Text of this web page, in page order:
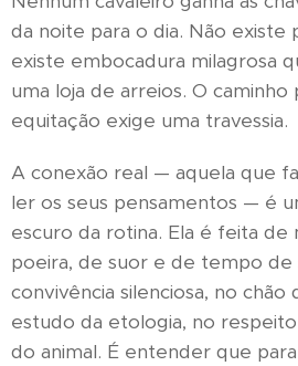
da noite para o dia. Não existe
existe embocadura milagrosa
uma loja de arreios. O caminho
equitação exige uma travessia.
A conexão real — aquela que
ler os seus pensamentos — é
escuro da rotina. Ela é feita de
poeira, de suor e de tempo de
convivência silenciosa, no chão
estudo da etologia, no
do animal. É entender que